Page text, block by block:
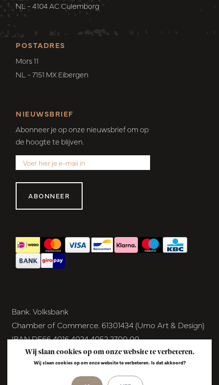
POSTADRES
Mors 11
NL - 7151 MX Eibergen
NL - 4104 AC Culemborg
NIEUWSBRIEF
Abonneer je op onze nieuwsbrief om op
de hoogte te blijven.
ABONNEER
Bank. Volksbank
Chamber of Commerce. 61301434 (Umo Art & Design)
IBAN DE66 4016 4024 4052 2700 00
BIC GENODEM1GRN
VAT NL854291040B01
Wij slaan cookies op om onze website te verbeteren.
Wij slaan cookies op om onze website te verbeteren. Is dat akkoord?